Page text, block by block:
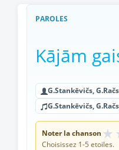
PAROLES
Kājām
G.Stankēvičs,
G.Stankēvičs,
Noter la chanson ★
Choisissez 1-5 etoiles.